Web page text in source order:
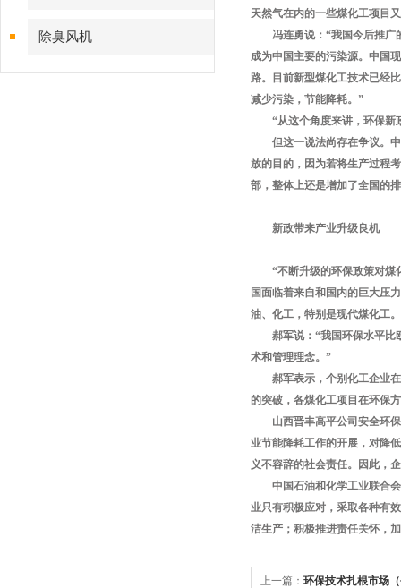
除臭风机
天然气在内的一些煤化工项目
冯连勇说：“我国今后推广的
成为中国主要的污染源。中国
路。目前新型煤化工技术已经
减少污染，节能降耗。”
“从这个角度来讲，环保新政
但这一说法尚存在争议。中
放的目的，因为若将生产过程
部，整体上还是增加了全国
新政带来产业升级良机
“不断升级的环保政策对煤化
国面临着来自和国内的巨大压
油、化工，特别是现代煤化工
郝军说：“我国环保水平比欧
术和管理理念。”
郝军表示，个别化工企业在
的突破，各煤化工项目在环保
山西晋丰高平公司安全环保
业节能降耗工作的开展，对降
义不容辞的社会责任。因此，
中国石油和化学工业联合会
业只有积极应对，采取各种有
洁生产；积极推进责任关怀，
上一篇： 环保技术扎根市场